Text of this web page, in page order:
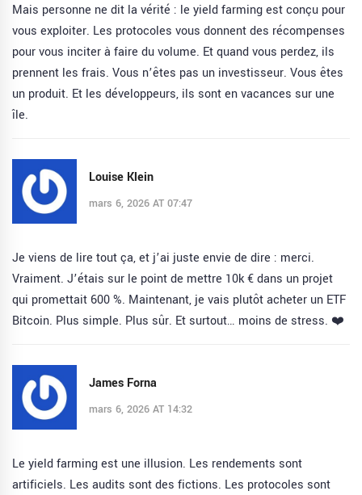
Mais personne ne dit la vérité : le yield farming est conçu pour
vous exploiter. Les protocoles vous donnent des récompenses
pour vous inciter à faire du volume. Et quand vous perdez, ils
prennent les frais. Vous n’êtes pas un investisseur. Vous êtes
un produit. Et les développeurs, ils sont en vacances sur une
île.
Louise Klein
mars 6, 2026 AT 07:47
Je viens de lire tout ça, et j’ai juste envie de dire : merci.
Vraiment. J’étais sur le point de mettre 10k € dans un projet
qui promettait 600 %. Maintenant, je vais plutôt acheter un ETF
Bitcoin. Plus simple. Plus sûr. Et surtout… moins de stress. ❤️
James Forna
mars 6, 2026 AT 14:32
Le yield farming est une illusion. Les rendements sont
artificiels. Les audits sont des fictions. Les protocoles sont